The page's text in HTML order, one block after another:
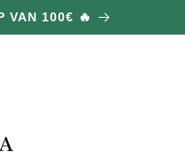
VAN 100€ 🔥